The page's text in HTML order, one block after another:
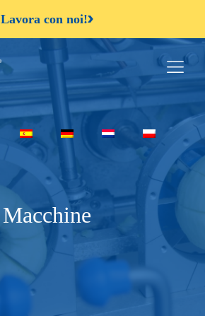
Lavora con noi!
Macchine